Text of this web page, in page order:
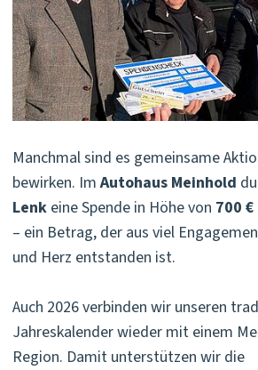
Manchmal sind es gemeinsame
bewirken. ImAutohaus Meinhold
Lenk eine Spende in Höhe von 700 €
– ein Betrag, der aus viel
und Herz entstanden ist.
Auch 2026 verbinden wir unseren
Jahreskalender wieder mit einem
Region. Damit unterstützen wir die